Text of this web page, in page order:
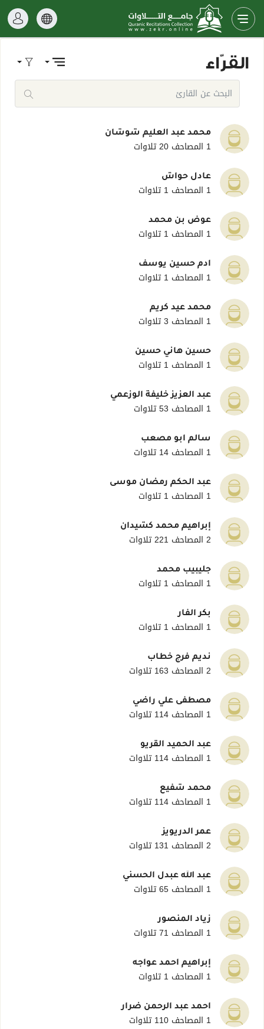
القرّاء
محمد عبد العليم شوشان
1 المصاحف 20 تلاوات
عادل حواش
1 المصاحف 1 تلاوات
عوض بن محمد
1 المصاحف 1 تلاوات
آدم حسين يوسف
1 المصاحف 1 تلاوات
محمد عيد كريم
1 المصاحف 3 تلاوات
حسين هاني حسين
1 المصاحف 1 تلاوات
عبد العزيز خليفة الوزعمي
1 المصاحف 53 تلاوات
سالم أبو مصعب
1 المصاحف 14 تلاوات
عبد الحكم رمضان موسى
1 المصاحف 1 تلاوات
إبراهيم محمد كشيدان
2 المصاحف 221 تلاوات
جليبيب محمد
1 المصاحف 1 تلاوات
بكر الفار
1 المصاحف 1 تلاوات
نديم فرج خطاب
2 المصاحف 163 تلاوات
مصطفى علي راضي
1 المصاحف 114 تلاوات
عبد الحميد القريو
1 المصاحف 114 تلاوات
محمد شفيع
1 المصاحف 114 تلاوات
عمر الدريويز
2 المصاحف 131 تلاوات
عبد الله عبدل الحسني
1 المصاحف 65 تلاوات
زياد المنصور
1 المصاحف 71 تلاوات
إبراهيم احمد عواجه
1 المصاحف 1 تلاوات
أحمد عبد الرحمن ضرار
1 المصاحف 110 تلاوات